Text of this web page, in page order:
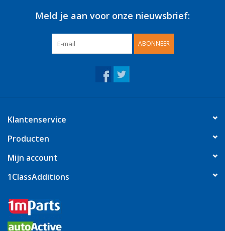
Meld je aan voor onze nieuwsbrief:
ABONNEER
Klantenservice
Producten
Mijn account
1ClassAdditions